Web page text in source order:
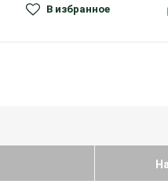
В избранное